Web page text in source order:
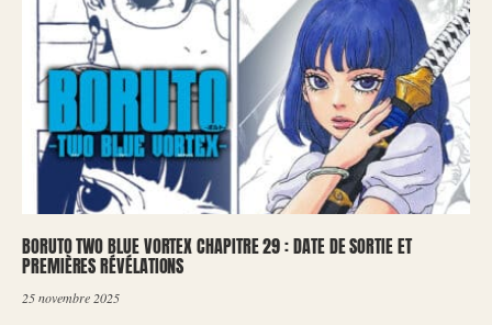
BORUTO TWO BLUE VORTEX CHAPITRE 29 : DATE DE SORTIE ET
PREMIÈRES RÉVÉLATIONS
25 novembre 2025